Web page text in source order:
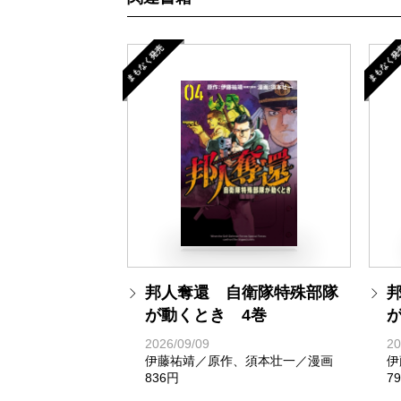
まもなく発売
邦人奪還 自衛隊特殊部隊
が動くとき 4巻
2026/09/09
伊藤祐靖／原作、須本壮一／漫画
836円
まもなく